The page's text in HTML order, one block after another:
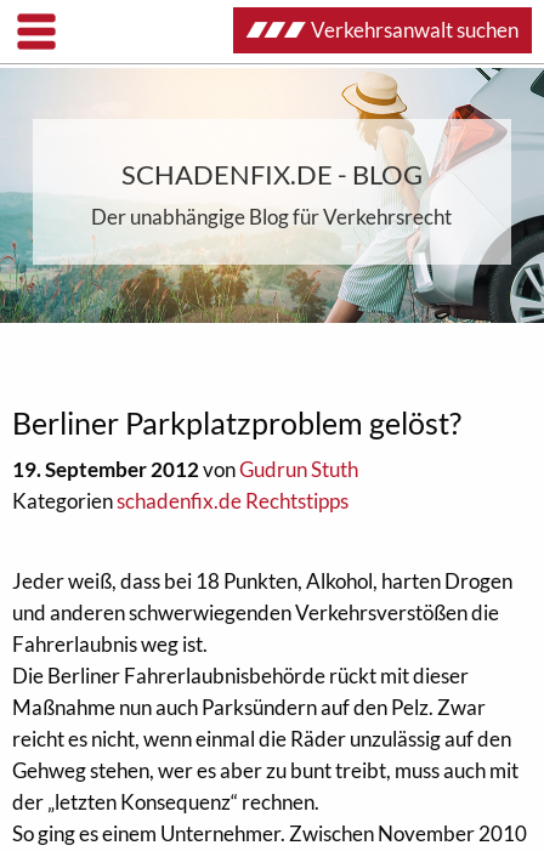
SCHADENFIX.DE - BLOG
Der unabhängige Blog für Verkehrsrecht
Berliner Parkplatzproblem gelöst?
19. September 2012vonGudrun Stuth
Kategorienschadenfix.de Rechtstipps
Jeder weiß, dass bei 18 Punkten, Alkohol, harten Drogen
und anderen schwerwiegenden Verkehrsverstößen die
Fahrerlaubnis weg ist.
Die Berliner Fahrerlaubnisbehörde rückt mit dieser
Maßnahme nun auch Parksündern auf den Pelz. Zwar
reicht es nicht, wenn einmal die Räder unzulässig auf den
Gehweg stehen, wer es aber zu bunt treibt, muss auch mit
der „letzten Konsequenz“ rechnen.
So ging es einem Unternehmer. Zwischen November 2010
Verkehrsanwalt suchen